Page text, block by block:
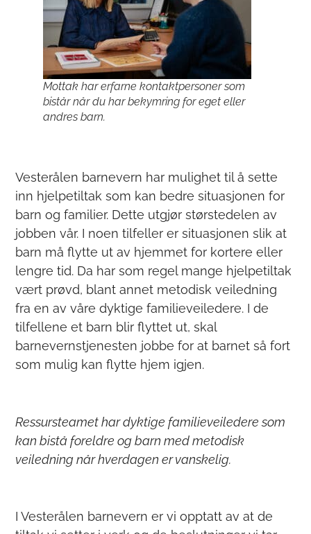
Mottak har erfarne kontaktpersoner som
bistår når du har bekymring for eget eller
andres barn.
Vesterålen barnevern har mulighet til å sette
inn hjelpetiltak som kan bedre situasjonen for
barn og familier. Dette utgjør størstedelen av
jobben vår. I noen tilfeller er situasjonen slik at
barn må flytte ut av hjemmet for kortere eller
lengre tid. Da har som regel mange hjelpetiltak
vært prøvd, blant annet metodisk veiledning
fra en av våre dyktige familieveiledere. I de
tilfellene et barn blir flyttet ut, skal
barnevernstjenesten jobbe for at barnet så fort
som mulig kan flytte hjem igjen.
Ressursteamet har dyktige familieveiledere som
kan bistå foreldre og barn med metodisk
veiledning når hverdagen er vanskelig.
I Vesterålen barnevern er vi opptatt av at de